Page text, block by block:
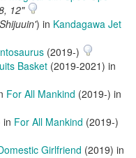
12"
) in Kandagawa Jet
(2019-)
Basket (2019-2021) in
For All Mankind (2019-) in
in For All Mankind (2019-)
Girlfriend (2019) in